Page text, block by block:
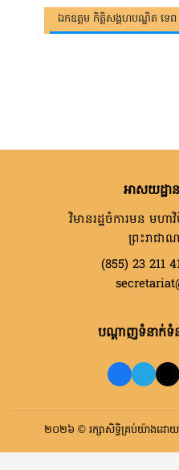
ឯកឧត្តម កិត្តិសង្គហបណ្ឌិត ទេ
អាសយដ្ឋា
វិមានរដ្ឋចំការមន មហា
ព្រះរាជា
(855) 23 211
បណ្តាញទំនាក់ទំ
២០២៦ © រក្សាសិទ្ធិគ្រប់យ៉ាងដោយ